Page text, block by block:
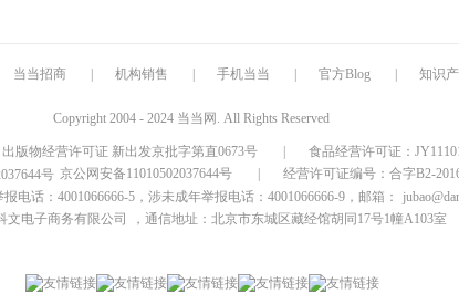
当当招商 机构销售 手机当当 官方Blog 知识
Copyright 2004 - 2024 当当网. All Rights Reserved
出版物经营许可证 新出发京批字第直0673号
食品经营许可证：
京公网安备11010502037644号 经营许可证编号：合字B2-
电话：4001066666-5，涉未成年举报电话：4001066666-9，邮箱：
文电子商务有限公司
，通信地址：北京市东城区藏经馆胡同17号1幢A103室